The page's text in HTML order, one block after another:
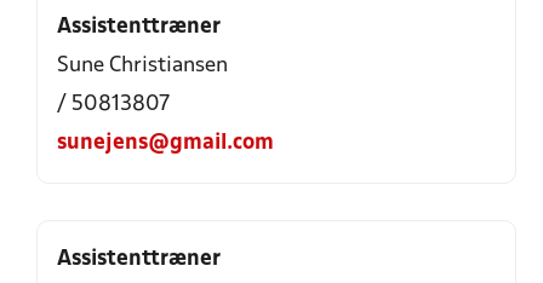
Assistenttræner
Sune Christiansen
/ 50813807
sunejens@gmail.com
Assistenttræner